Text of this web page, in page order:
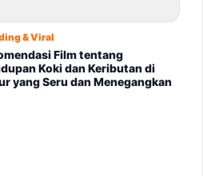
& Viral
Film tentang
Koki dan Keributan di
yang Seru dan Menegangkan